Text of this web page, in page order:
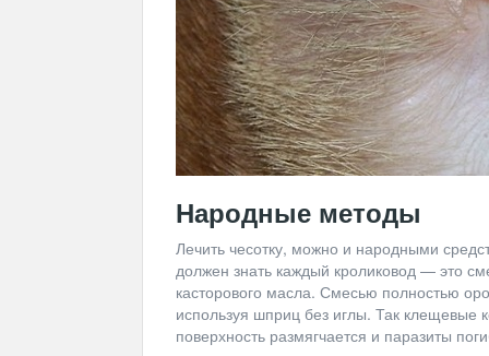
Народные методы
Лечить чесотку, можно и народными
должен знать каждый кроликовод — это
касторового масла. Смесью полностью
используя шприц без иглы. Так клещевые
поверхность размягчается и паразиты